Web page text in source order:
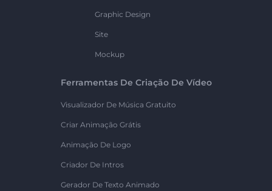
Graphic Design
Site
Mockup
Ferramentas De Criação De Vídeo
Visualizador De Música Gratuito
Criar Animação Grátis
Animação De Logo
Criador De Intros
Gerador De Texto Animado